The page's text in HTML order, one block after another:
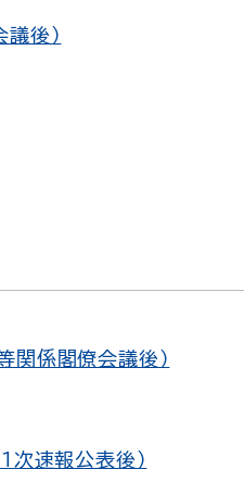
後）
係閣僚会議後）
速報公表後）